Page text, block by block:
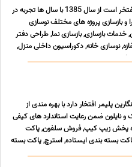
خدمات ساختمانی نوین مفتخر است از سال 1385 با سال ها تجربه در
و بازسازی پروژه های مختلف نوسازی
بازسازی, بازسازی نما, طراحی دفتر
نوسازی خانه, دکوراسیون داخلی منزل,
سازی و نصب ... ...
پلیمر افتخار دارد با بهره مندی از
و نایلون ضمن رعایت استاندارد های کیفی
پخش زیپ کیپ, فروش سلفون, پاکت
بسته بندی ایستاده, استرچ, پاکت بسته
بندی ... ...